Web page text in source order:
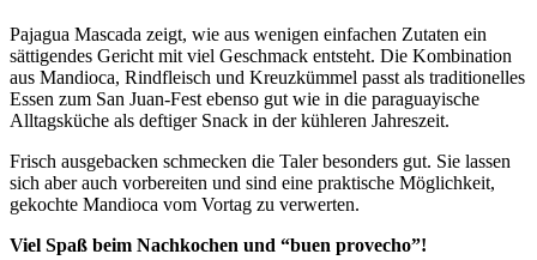
Pajagua Mascada zeigt, wie aus wenigen einfachen Zutaten ein
sättigendes Gericht mit viel Geschmack entsteht. Die Kombination
aus Mandioca, Rindfleisch und Kreuzkümmel passt als traditionelles
Essen zum San Juan-Fest ebenso gut wie in die paraguayische
Alltagsküche als deftiger Snack in der kühleren Jahreszeit.
Frisch ausgebacken schmecken die Taler besonders gut. Sie lassen
sich aber auch vorbereiten und sind eine praktische Möglichkeit,
gekochte Mandioca vom Vortag zu verwerten.
Viel Spaß beim Nachkochen und “buen provecho”!